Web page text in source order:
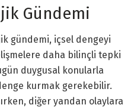
Gündemi
gündemi, içsel dengeyi
daha bilinçli tepki
duygusal konularla
kurmak gerekebilir.
diğer yandan olaylara